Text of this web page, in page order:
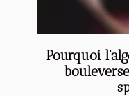
Pourquoi